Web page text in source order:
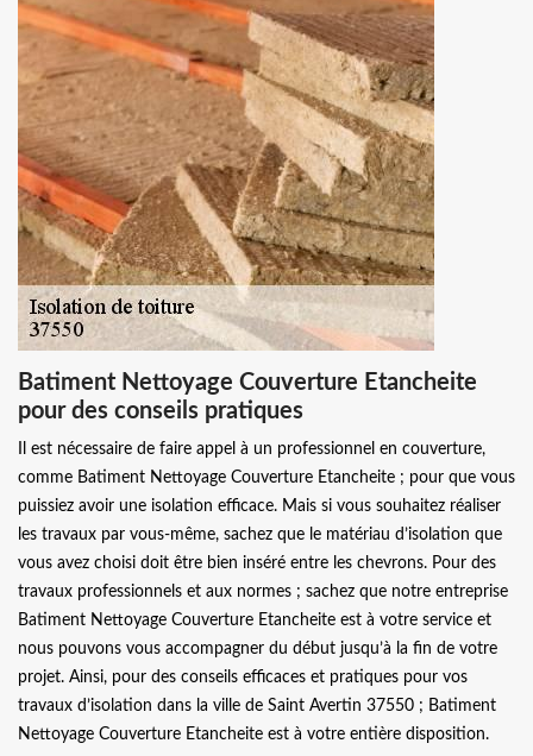
Batiment Nettoyage Couverture Etancheite
pour des conseils pratiques
Il est nécessaire de faire appel à un professionnel en couverture,
comme Batiment Nettoyage Couverture Etancheite ; pour que vous
puissiez avoir une isolation efficace. Mais si vous souhaitez réaliser
les travaux par vous-même, sachez que le matériau d’isolation que
vous avez choisi doit être bien inséré entre les chevrons. Pour des
travaux professionnels et aux normes ; sachez que notre entreprise
Batiment Nettoyage Couverture Etancheite est à votre service et
nous pouvons vous accompagner du début jusqu’à la fin de votre
projet. Ainsi, pour des conseils efficaces et pratiques pour vos
travaux d’isolation dans la ville de Saint Avertin 37550 ; Batiment
Nettoyage Couverture Etancheite est à votre entière disposition.